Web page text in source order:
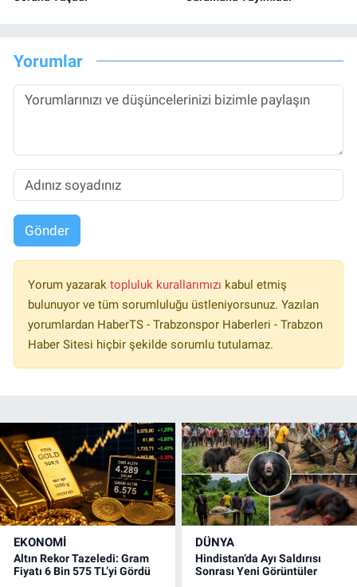
Yorumlar
Gönder
Yorum yazarak topluluk kurallarımızı kabul etmiş
bulunuyor ve tüm sorumluluğu üstleniyorsunuz. Yazılan
yorumlardan HaberTS - Trabzonspor Haberleri - Trabzon
Haber Sitesi hiçbir şekilde sorumlu tutulamaz.
EKONOMİ
Altın Rekor Tazeledi: Gram
Fiyatı 6 Bin 575 TL’yi Gördü
DÜNYA
Hindistan’da Ayı Saldırısı
Sonrası Yeni Görüntüler